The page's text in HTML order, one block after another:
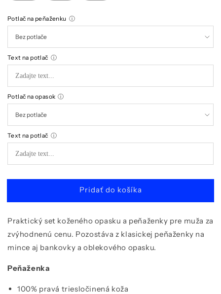
Potlač na peňaženku ⓘ
Text na potlač ⓘ
Potlač na opasok ⓘ
Text na potlač ⓘ
Pridať do košíka
Praktický set koženého opasku a peňaženky pre muža za
zvýhodnenú cenu. Pozostáva z klasickej peňaženky na
mince aj bankovky a oblekového opasku.
Peňaženka
100% pravá triesločinená koža